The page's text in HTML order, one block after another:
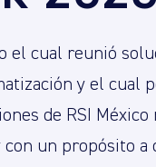
el cual reunió
y el cual
de RSI
un propósito a